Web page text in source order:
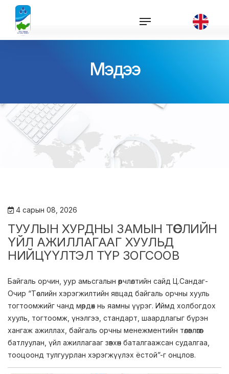
Мэдээ
4 сарын 08, 2026
ТУУЛЫН ХУРДНЫ ЗАМЫН ТӨСЛИЙН
ҮЙЛ АЖИЛЛАГААГ ХУУЛЬД
НИЙЦҮҮЛТЭЛ ТҮР ЗОГСООВ
Байгаль орчин, уур амьсгалын өөрчлөлтийн сайд Ц.Сандаг-
Очир “Төслийн хэрэгжилтийн явцад байгаль орчны хууль
тогтоомжийг чанд мөрдөх нь яамны үүрэг. Иймд холбогдох
хууль, тогтоомж, үнэлгээ, стандарт, шаардлагыг бүрэн
хангаж ажиллах, байгаль орчны менежментийн төлөвлөгөөг
батлуулан, үйл ажиллагааг зөвхөн баталгаажсан судалгаа,
тооцоонд тулгуурлан хэрэгжүүлэх ёстой”-г онцлов.